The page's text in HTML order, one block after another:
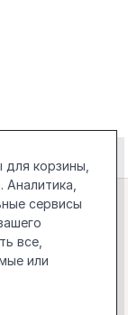
корзины,
сервисы
все,
или